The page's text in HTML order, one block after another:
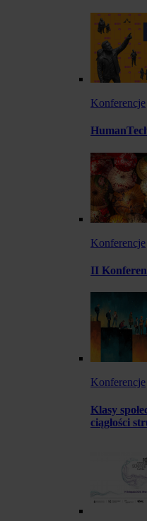
Konferencje
Konferencje
II
Konferencje
Klasy
ciągłości